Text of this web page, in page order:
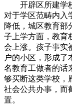
开辟区所建学校
对于学区范畴内入
降低，城区教育部
子上学方面，教育
会上涨。孩子事实
户的小区，形成
名教育工做者的话
够买断这类学校，
社会公共办事，而
置。